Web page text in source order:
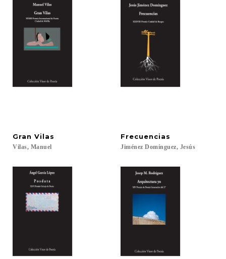
Gran Vilas
Vilas, Manuel
Frecuencias
Jiménez Domínguez, Jesús